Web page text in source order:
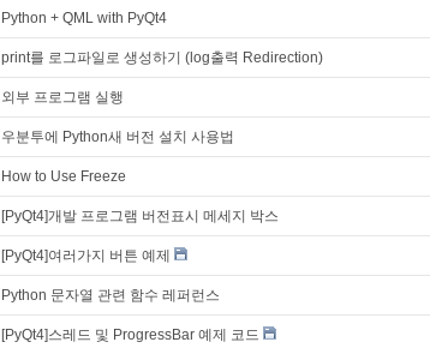
Python + QML with PyQt4
print를 로그파일로 생성하기 (log출력 Redirection)
외부 프로그램 실행
우분투에 Python새 버전 설치 사용법
How to Use Freeze
[PyQt4]개발 프로그램 버전표시 메세지 박스
[PyQt4]여러가지 버튼 예제
Python 문자열 관련 함수 레퍼런스
[PyQt4]스레드 및 ProgressBar 예제 코드